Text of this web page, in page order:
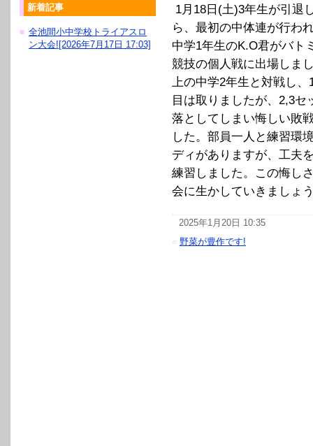
1月18日(土)3年生が引退
ら、最初の中体連が行わ
中学1年生のK.O君がバト
競技の個人戦に出場しま
上の中学2年生と対戦し、
目は取りましたが、2,3セ
落としてしまい悔しい敗
した。部員一人と練習環
ディがありますが、工夫
練習しました。この悔し
会に生かしていきましょ
2025年1月20日 10:35
« 野菜が豊作です!
新着記事
■ 全池間小中学校トライアスロ
ン大会![2026年7月17日 17:03]